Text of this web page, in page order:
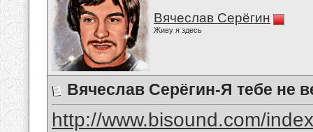
Вячеслав Серёгин
Живу я здесь
Вячеслав Серёгин-Я тебе не
http://www.bisound.com/